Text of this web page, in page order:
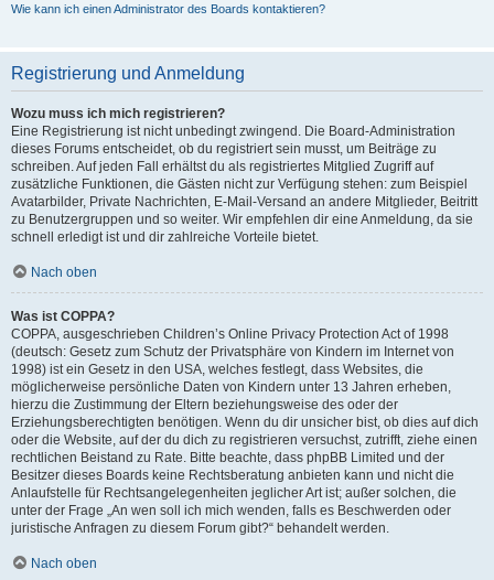
Wie kann ich einen Administrator des Boards kontaktieren?
Registrierung und Anmeldung
Wozu muss ich mich registrieren?
Eine Registrierung ist nicht unbedingt zwingend. Die Board-Administration
dieses Forums entscheidet, ob du registriert sein musst, um Beiträge zu
schreiben. Auf jeden Fall erhältst du als registriertes Mitglied Zugriff auf
zusätzliche Funktionen, die Gästen nicht zur Verfügung stehen: zum Beispiel
Avatarbilder, Private Nachrichten, E-Mail-Versand an andere Mitglieder, Beitritt
zu Benutzergruppen und so weiter. Wir empfehlen dir eine Anmeldung, da sie
schnell erledigt ist und dir zahlreiche Vorteile bietet.
Nach oben
Was ist COPPA?
COPPA, ausgeschrieben Children’s Online Privacy Protection Act of 1998
(deutsch: Gesetz zum Schutz der Privatsphäre von Kindern im Internet von
1998) ist ein Gesetz in den USA, welches festlegt, dass Websites, die
möglicherweise persönliche Daten von Kindern unter 13 Jahren erheben,
hierzu die Zustimmung der Eltern beziehungsweise des oder der
Erziehungsberechtigten benötigen. Wenn du dir unsicher bist, ob dies auf dich
oder die Website, auf der du dich zu registrieren versuchst, zutrifft, ziehe einen
rechtlichen Beistand zu Rate. Bitte beachte, dass phpBB Limited und der
Besitzer dieses Boards keine Rechtsberatung anbieten kann und nicht die
Anlaufstelle für Rechtsangelegenheiten jeglicher Art ist; außer solchen, die
unter der Frage „An wen soll ich mich wenden, falls es Beschwerden oder
juristische Anfragen zu diesem Forum gibt?“ behandelt werden.
Nach oben